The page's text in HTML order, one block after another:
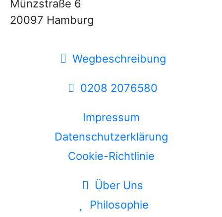
Münzstraße 6
20097 Hamburg
Wegbeschreibung
0208 2076580
Impressum
Datenschutzerklärung
Cookie-Richtlinie
Über Uns
Philosophie